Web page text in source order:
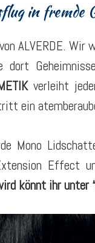
in fremde
ALVERDE. Wir
dort
verleiht
ein
Mono
Effect
könnt ihr unter